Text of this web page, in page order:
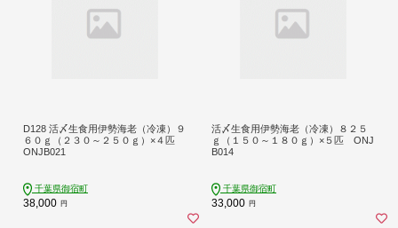
D128 活〆生食用伊勢海老（冷凍）９
６０ｇ（２３０～２５０ｇ）×４匹
ONJB021
千葉県御宿町
38,000 円
活〆生食用伊勢海老（冷凍）８２５
ｇ（１５０～１８０ｇ）×５匹 ONJ
B014
千葉県御宿町
33,000 円